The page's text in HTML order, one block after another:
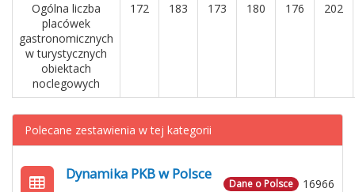
Ogólna liczba
placówek
gastronomicznych
w turystycznych
obiektach
noclegowych
172 183 173 180 176 202
Polecane zestawienia w tej kategorii
16966
Dane o Polsce
Dynamika PKB w Polsce